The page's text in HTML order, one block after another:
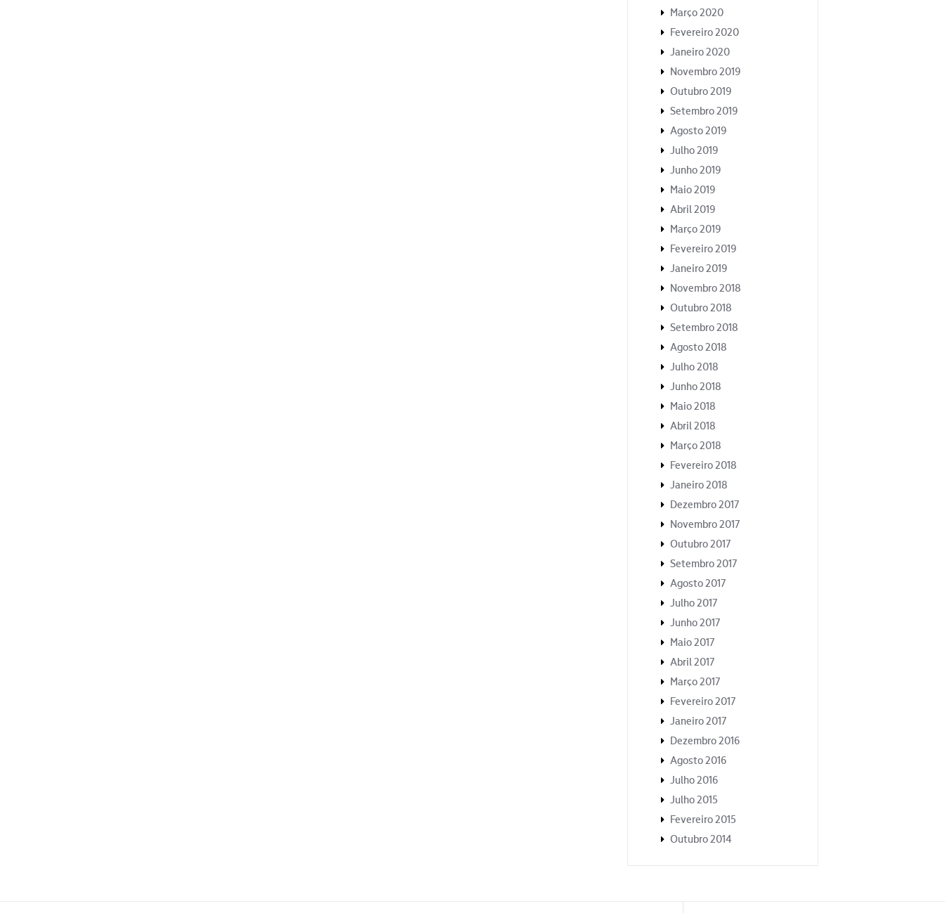
Março 2020
Fevereiro 2020
Janeiro 2020
Novembro 2019
Outubro 2019
Setembro 2019
Agosto 2019
Julho 2019
Junho 2019
Maio 2019
Abril 2019
Março 2019
Fevereiro 2019
Janeiro 2019
Novembro 2018
Outubro 2018
Setembro 2018
Agosto 2018
Julho 2018
Junho 2018
Maio 2018
Abril 2018
Março 2018
Fevereiro 2018
Janeiro 2018
Dezembro 2017
Novembro 2017
Outubro 2017
Setembro 2017
Agosto 2017
Julho 2017
Junho 2017
Maio 2017
Abril 2017
Março 2017
Fevereiro 2017
Janeiro 2017
Dezembro 2016
Agosto 2016
Julho 2016
Julho 2015
Fevereiro 2015
Outubro 2014